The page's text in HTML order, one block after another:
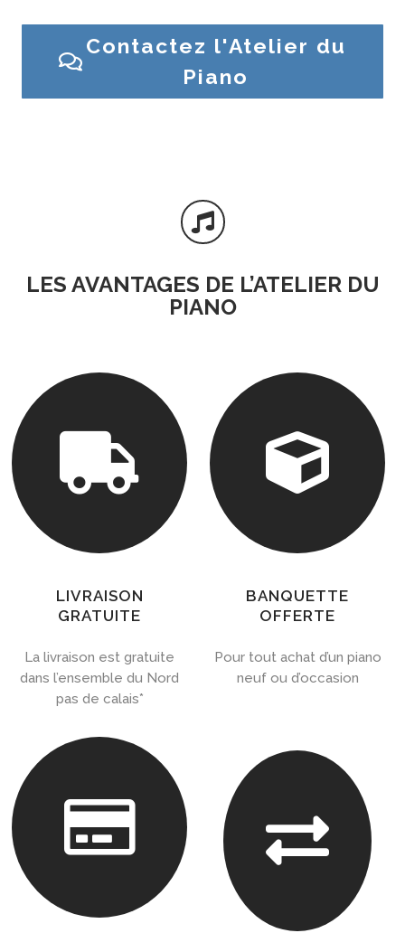
Contactez l'Atelier du
Piano

LES AVANTAGES DE L’ATELIER DU
PIANO

LIVRAISON
GRATUITE
La livraison est gratuite
dans l’ensemble du Nord
pas de calais*

BANQUETTE
OFFERTE
Pour tout achat d’un piano
neuf ou d’occasion
 